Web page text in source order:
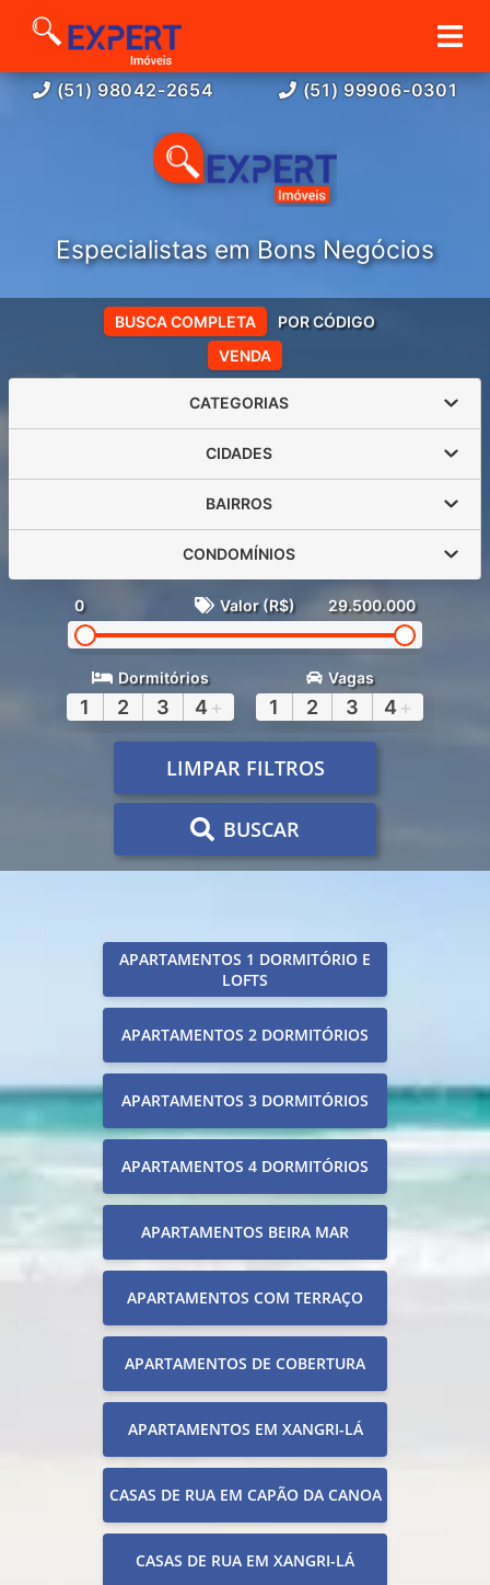
(51) 98042-2654 (51) 99906-0301
Especialistas em Bons Negócios
VENDA
BUSCA COMPLETA POR CÓDIGO
CATEGORIAS
CIDADES
BAIRROS
CONDOMÍNIOS
0 Valor (R$) 29.500.000
Dormitórios
1 2 3 4 +
Vagas
1 2 3 4 +
LIMPAR FILTROS
BUSCAR
APARTAMENTOS 1 DORMITÓRIO E
LOFTS
APARTAMENTOS 2 DORMITÓRIOS
APARTAMENTOS 3 DORMITÓRIOS
APARTAMENTOS 4 DORMITÓRIOS
APARTAMENTOS BEIRA MAR
APARTAMENTOS COM TERRAÇO
APARTAMENTOS DE COBERTURA
APARTAMENTOS EM XANGRI-LÁ
CASAS DE RUA EM CAPÃO DA CANOA
CASAS DE RUA EM XANGRI-LÁ